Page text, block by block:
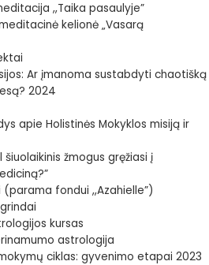
,,Taika pasaulyje”
kelionė „Vasarą
Ar įmanoma sustabdyti chaotišką
2024
apie Holistinės Mokyklos misiją ir
šiuolaikinis žmogus gręžiasi į
fondui ,,Azahielle”)
kursas
astrologija
ciklas: gyvenimo etapai 2023